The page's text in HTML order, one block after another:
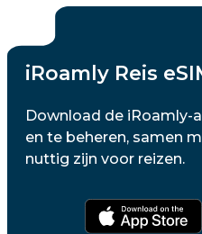
iRoamly Reis
Download de iRoamly-
en te beheren, samen
nuttig zijn voor reizen.